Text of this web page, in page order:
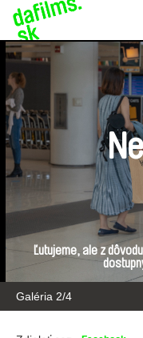
Galéria 2/4
Ľutujeme, ale z